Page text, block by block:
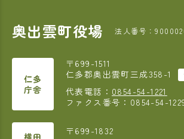
奥出雲町役場 法人番号：
仁多
庁舎
〒699-1511
仁多郡奥出雲町三成358-1
代表電話： 0854-54-1221
ファクス番号：0854-54-
横田 〒699-1832